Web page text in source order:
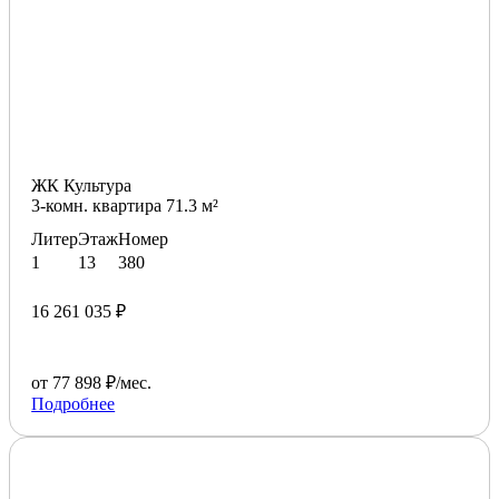
ЖК Культура
3-комн. квартира 71.3 м²
Литер
1
Этаж
13
Номер
380
16 261 035 ₽
от 77 898 ₽/мес.
Подробнее